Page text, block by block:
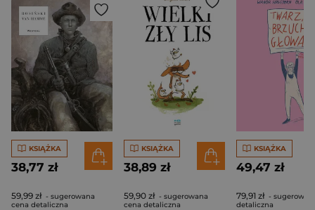
KSIĄŻKA
38,77 zł
59,99 zł - sugerowana
cena detaliczna
KSIĄŻKA
38,89 zł
59,90 zł - sugerowana
cena detaliczna
KSIĄŻKA
49,47 zł
79,91 zł -
detaliczna